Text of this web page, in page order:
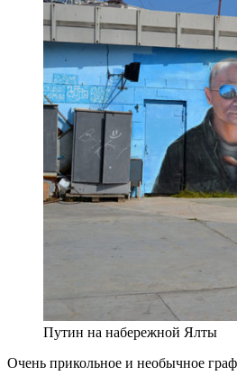
Путин на набережной Ялты
Очень прикольное и необычное